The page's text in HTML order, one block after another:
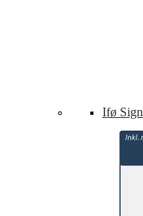
Ifø Sign